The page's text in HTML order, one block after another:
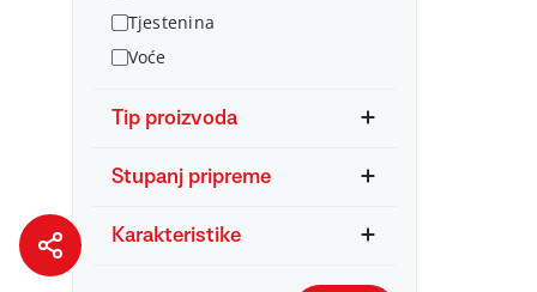
Tjestenina
Voće
Tip proizvoda
Stupanj pripreme
Karakteristike